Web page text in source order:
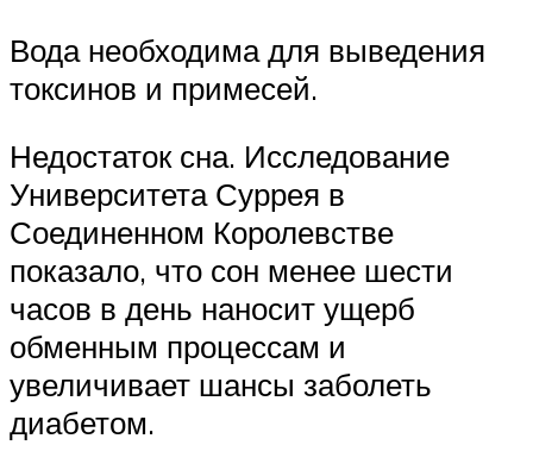
Вода необходима для выведения
токсинов и примесей.
Недостаток сна. Исследование
Университета Суррея в
Соединенном Королевстве
показало, что сон менее шести
часов в день наносит ущерб
обменным процессам и
увеличивает шансы заболеть
диабетом.